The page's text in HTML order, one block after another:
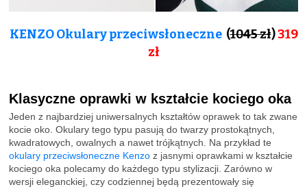
KENZO Okulary przeciwsłoneczne(1045 zł)319
zł
Klasyczne oprawki w kształcie kociego oka
Jeden z najbardziej uniwersalnych kształtów oprawek to tak zwane
kocie oko. Okulary tego typu pasują do twarzy prostokątnych,
kwadratowych, owalnych a nawet trójkątnych. Na przykład te
okulary przeciwsłoneczne Kenzo z jasnymi oprawkami w kształcie
kociego oka polecamy do każdego typu stylizacji. Zarówno w
wersji eleganckiej, czy codziennej będą prezentowały się